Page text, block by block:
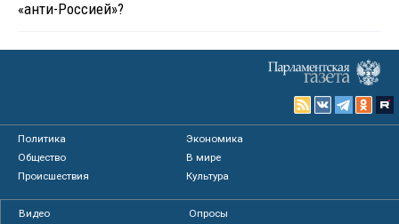
«анти-Россией»?
Политика
Экономика
Общество
В мире
Происшествия
Культура
Видео
Опросы